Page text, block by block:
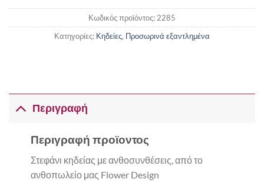
Κωδικός προϊόντος: 2285
Κατηγορίες: Κηδείες, Προσωρινά εξαντλημένα
Περιγραφή
Περιγραφή προϊοντος
Στεφάνι κηδείας με ανθοσυνθέσεις, από το
ανθοπωλείο μας Flower Design